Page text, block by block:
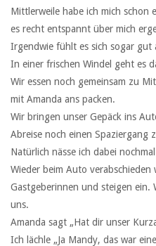
Mittlerweile habe ich mich schon
es recht entspannt über mich
Irgendwie fühlt es sich sogar gut
In einer frischen Windel geht es
Wir essen noch gemeinsam zu
mit Amanda ans packen.
Wir bringen unser Gepäck ins
Abreise noch einen Spaziergang
Natürlich nässe ich dabei
Wieder beim Auto verabschieden
Gastgeberinnen und steigen
uns.
Amanda sagt „Hat dir unser
Ich lächle „Ja Mandy, das war